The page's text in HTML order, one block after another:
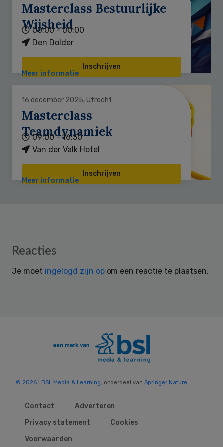
Masterclass Bestuurlijke
Wijsheid
00:00 - 00:00
Den Dolder
Inschrijven
Meer informatie
16 december 2025, Utrecht
Masterclass
Teamdynamiek
09:00 - 16:30
Van der Valk Hotel
Inschrijven
Meer informatie
Reader
Reacties
Je moet ingelogd zijn op om een reactie te plaatsen.
© 2026 | BSL Media & Learning , onderdeel van Springer Nature
Contact
Adverteren
Privacy statement
Cookies
Voorwaarden